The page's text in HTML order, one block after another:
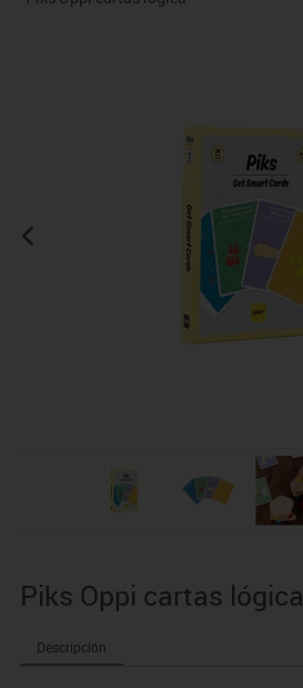
Piks Oppi cartas lógica
Descripción